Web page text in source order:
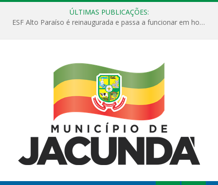
ÚLTIMAS PUBLICAÇÕES:
ESF Alto Paraíso é reinaugurada e passa a funcionar em horário estendido